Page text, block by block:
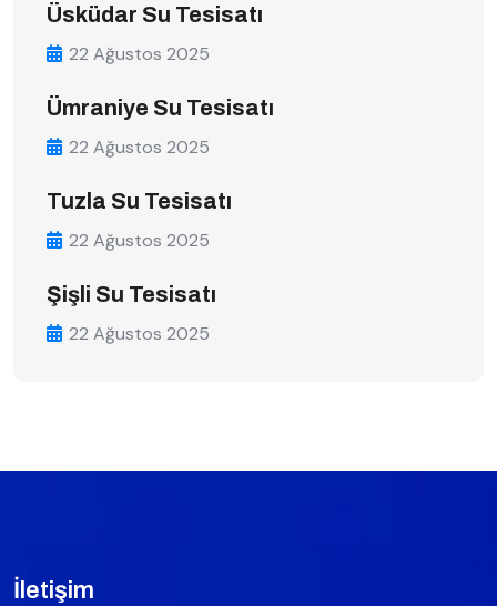
Üsküdar Su Tesisatı
22 Ağustos 2025
Ümraniye Su Tesisatı
22 Ağustos 2025
Tuzla Su Tesisatı
22 Ağustos 2025
Şişli Su Tesisatı
22 Ağustos 2025
İletişim